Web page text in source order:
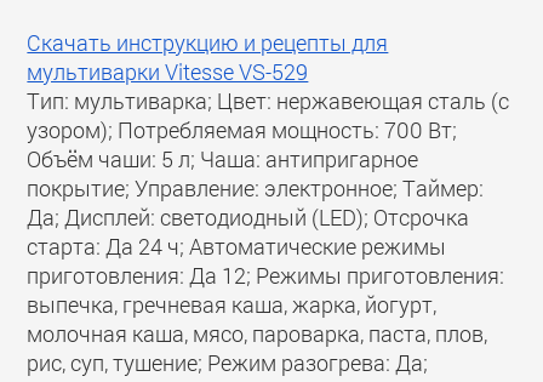
Скачать инструкцию и рецепты для
мультиварки Vitesse VS-529
Тип: мультиварка; Цвет: нержавеющая сталь (с
узором); Потребляемая мощность: 700 Вт;
Объём чаши: 5 л; Чаша: антипригарное
покрытие; Управление: электронное; Таймер:
Да; Дисплей: светодиодный (LED); Отсрочка
старта: Да 24 ч; Автоматические режимы
приготовления: Да 12; Режимы приготовления:
выпечка, гречневая каша, жарка, йогурт,
молочная каша, мясо, пароварка, паста, плов,
рис, суп, тушение; Режим разогрева: Да;